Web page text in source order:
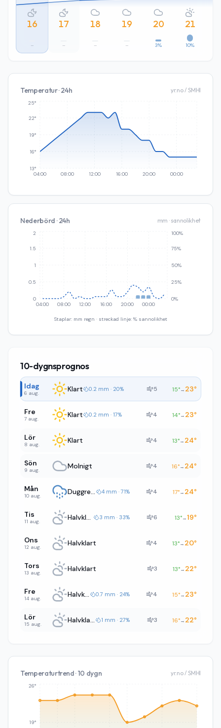
16
–
17
–
18
–
19
–
20
3%
21
10%
Temperatur · 24h yr.no / SMHI
04:00 08:00 12:00 16:00 20:00 00:00
13°
16°
19°
22°
25°
Nederbörd · 24h mm · sannolikhet
04:00 08:00 12:00 16:00 20:00 00:00
0
0.5
1
1.5
2
0%
25%
50%
75%
100%
Staplar: mm regn · streckad linje: % sannolikhet
10-dygnsprognos
Idag
6 aug. Klart 0.2 mm · 20% 5 15°→ 23°
Fre
7 aug. Klart 0.2 mm · 17% 4 14°→ 23°
Lör
8 aug. Klart 4 13°→ 24°
Sön
9 aug. Molnigt 4 16°→ 24°
Mån
10 aug. Duggregn 4 mm · 71% 4 17°→ 24°
Tis
11 aug. Halvklart 3 mm · 33% 6 13°→19°
Ons
12 aug. Halvklart 4 13°→ 20°
Tors
13 aug. Halvklart 3 13°→ 22°
Fre
14 aug. Halvklart 0.7 mm · 24% 4 15°→ 23°
Lör
15 aug. Halvklart 1 mm · 27% 3 16°→ 22°
Temperaturtrend · 10 dygn yr.no / SMHI
19°
26°